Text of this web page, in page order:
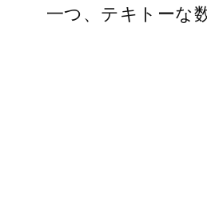
一つ、テキトーな